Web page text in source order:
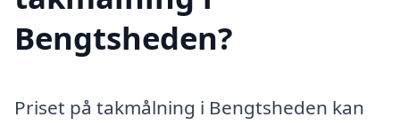
Bengtsheden?
Priset på takmålning i Bengtsheden kan